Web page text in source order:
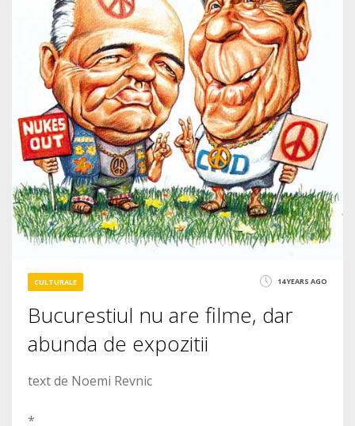
CULTURALE 14 YEARS AGO
Bucurestiul nu are filme, dar
abunda de expozitii
text de Noemi Revnic
*